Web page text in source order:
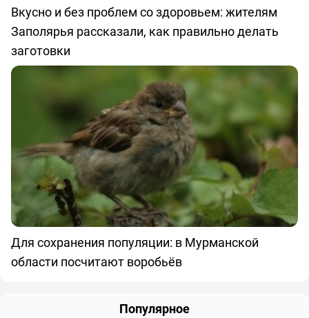
Вкусно и без проблем со здоровьем: жителям
Заполярья рассказали, как правильно делать
заготовки
Для сохранения популяции: в Мурманской
области посчитают воробьёв
Популярное